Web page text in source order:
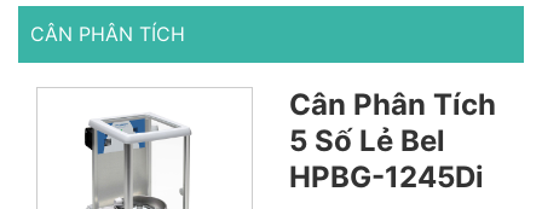
CÂN PHÂN TÍCH
Cân Phân Tích
5 Số Lẻ Bel
HPBG-1245Di